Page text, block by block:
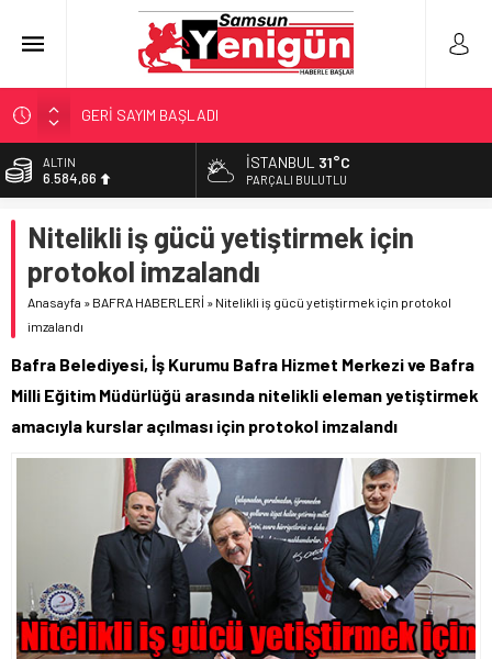
GERİ SAYIM BAŞLADI
SAMSUNSPOR’DA HEDEF 5’İNCİLİK!
‘BAFRA’YA YATIRIM YAPIN!’
YÖNETİCİ SEÇERKEN YAPILAN EN BÜYÜK HATALAR
ALTIN
6.584,66
13.889,75
DOLAR
47,7046
EURO
İSTANBUL 31°C
PARÇALI BULUTLU
Nitelikli iş gücü yetiştirmek için
protokol imzalandı
Anasayfa » BAFRA HABERLERİ » Nitelikli iş gücü yetiştirmek için protokol
imzalandı
Bafra Belediyesi, İş Kurumu Bafra Hizmet Merkezi ve Bafra
Milli Eğitim Müdürlüğü arasında nitelikli eleman yetiştirmek
amacıyla kurslar açılması için protokol imzalandı